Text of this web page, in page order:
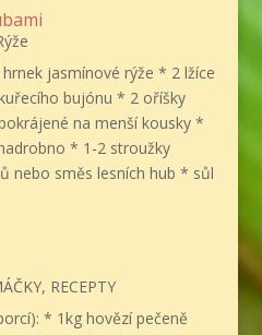
jasmínové rýže * 2 lžíce
bujónu * 2 oříšky
na menší kousky *
* 1-2 stroužky
nebo směs lesních hub * sůl
, RECEPTY
* 1kg hovězí pečeně